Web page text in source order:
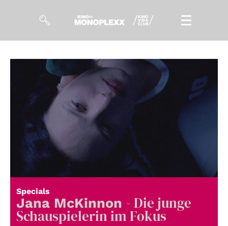
Filme
Magazin
Kuratierungen
Events
So geht’s
Filmpakete
Gutscheine
& Filmpässe
Specials
Jana McKinnon - Die junge
Schauspielerin im Fokus